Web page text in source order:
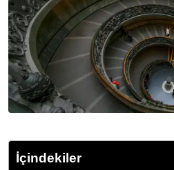
İçindekiler